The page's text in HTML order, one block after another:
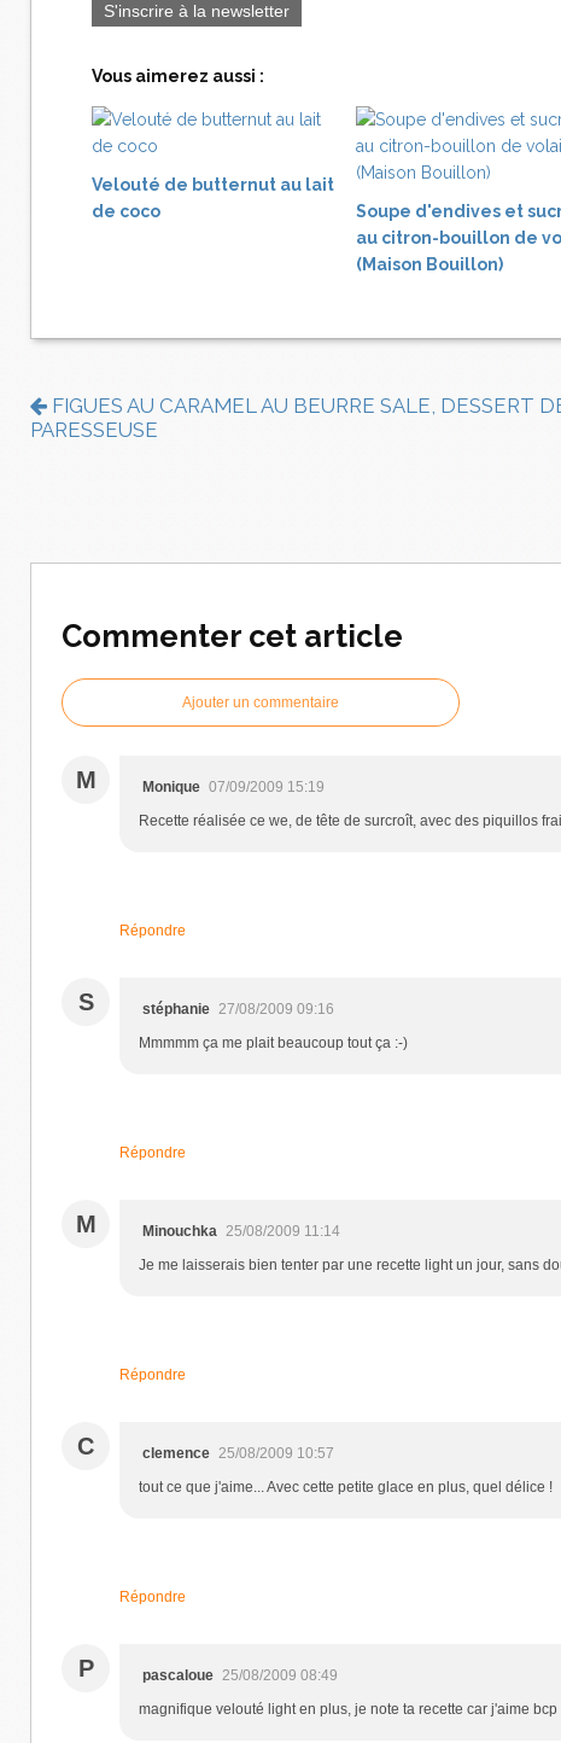
S'inscrire à la newsletter
Vous aimerez aussi :
Velouté de butternut au lait
de coco
Soupe d'endives et
au citron-bouillon de
(Maison Bouillon)
FIGUES AU CARAMEL AU BEURRE SALE, DESSERT
PARESSEUSE
Commenter cet article
Ajouter un commentaire
M Monique 07/09/2009 15:19
Recette réalisée ce we, de tête de surcroît, avec des piquillos
Répondre
S stéphanie 27/08/2009 09:16
Mmmmm ça me plait beaucoup tout ça :-)
Répondre
M Minouchka 25/08/2009 11:14
Je me laisserais bien tenter par une recette light un jour, sans
Répondre
C clemence 25/08/2009 10:57
tout ce que j'aime... Avec cette petite glace en plus, quel délice !
Répondre
P pascaloue 25/08/2009 08:49
magnifique velouté light en plus, je note ta recette car j'aime